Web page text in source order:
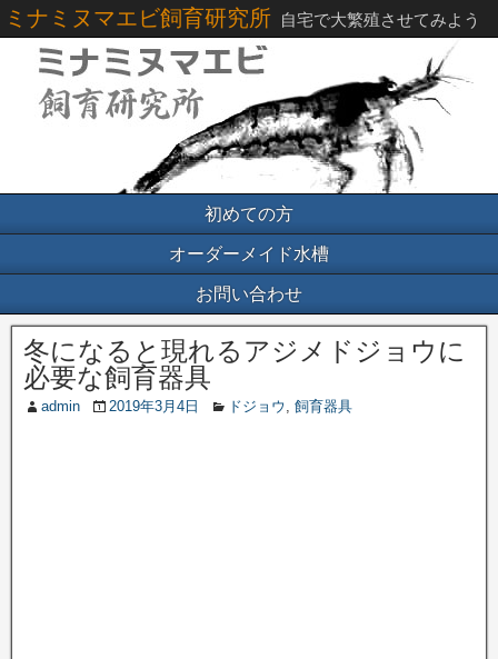
ミナミヌマエビ飼育研究所 自宅で大繁殖させてみよう
初めての方
オーダーメイド水槽
お問い合わせ
冬になると現れるアジメドジョウに
必要な飼育器具
admin 2019年3月4日 ドジョウ , 飼育器具